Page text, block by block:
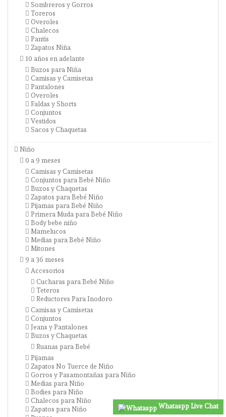
Sombreros y Gorros
Toreros
Overoles
Chalecos
Pantis
Zapatos Niña
10 años en adelante
Buzos para Niña
Camisas y Camisetas
Pantalones
Overoles
Faldas y Shorts
Conjuntos
Vestidos
Sacos y Chaquetas
Niño
0 a 9 meses
Camisas y Camisetas
Conjuntos para Bebé Niño
Buzos y Chaquetas
Zapatos para Bebé Niño
Pijamas para Bebé Niño
Primera Muda para Bebé Niño
Body bebe niño
Mamelucos
Medias para Bebé Niño
Mitones
9 a 36 meses
Accesorios
Cucharas para Bebé Niño
Teteros
Reductores Para Inodoro
Camisas y Camisetas
Conjuntos
Jeans y Pantalones
Buzos y Chaquetas
Ruanas para Bebé
Pijamas
Zapatos No Tuerce de Niño
Gorros y Pasamontañas para Niño
Medias para Niño
Bodies para Niño
Chalecos para Niño
Zapatos para Niño
Whataspp Live Chat